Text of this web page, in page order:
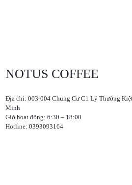
NOTUS COFFEE
Địa chỉ: 003-004 Chung Cư C1 Lý Thường
Minh
Giờ hoạt động: 6:30 – 18:00
Hotline: 0393093164